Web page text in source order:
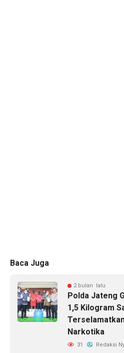
Baca Juga
2 bulan lalu
Polda Jateng
1,5 Kilogram
Narkotika
31 Redaksi